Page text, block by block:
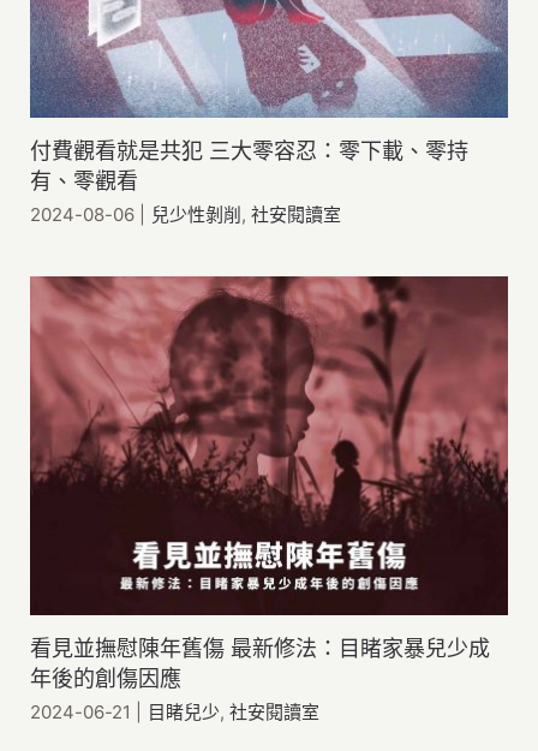
付費觀看就是共犯 三大零容忍：零下載、零持
有、零觀看
2024-08-06 兒少性剝削,社安閱讀室
看見並撫慰陳年舊傷 最新修法：目睹家暴兒少成
年後的創傷因應
2024-06-21 目睹兒少,社安閱讀室